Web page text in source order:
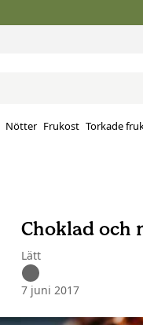
Nötter Frukost Torkade
Choklad och
Lätt
7 juni 2017